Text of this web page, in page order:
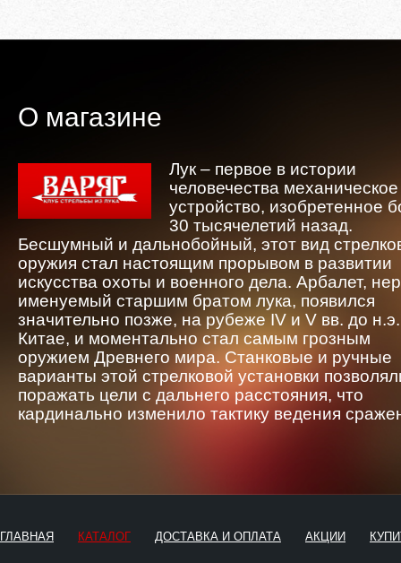
О магазине
Лук – первое в истории
человечества механическое
устройство, изобретенное
30 тысячелетий назад.
Бесшумный и дальнобойный, этот вид
оружия стал настоящим прорывом в развитии
искусства охоты и военного дела. Арбалет,
именуемый старшим братом лука, появился
значительно позже, на рубеже IV и V вв. до
Китае, и моментально стал самым грозным
оружием Древнего мира. Станковые и ручные
варианты этой стрелковой установки
поражать цели с дальнего расстояния, что
кардинально изменило тактику ведения
ГЛАВНАЯ КАТАЛОГ ДОСТАВКА И ОПЛАТА АКЦИИ